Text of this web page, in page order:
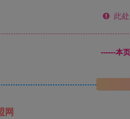
此
------本
网